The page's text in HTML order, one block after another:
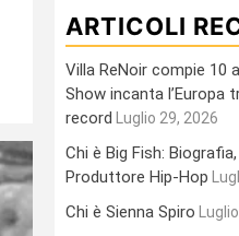
ARTICOLI
Villa ReNoir compie 10
Show incanta l’Europa
record
Luglio 29, 2026
Chi è Big Fish:
Produttore Hip-Hop
Chi è Sienna Spiro